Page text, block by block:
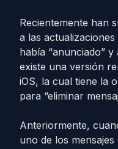
Recientemente han
a las
había “anunciado”
existe una versión
iOS, la cual tiene la
para “eliminar
Anteriormente,
uno de los